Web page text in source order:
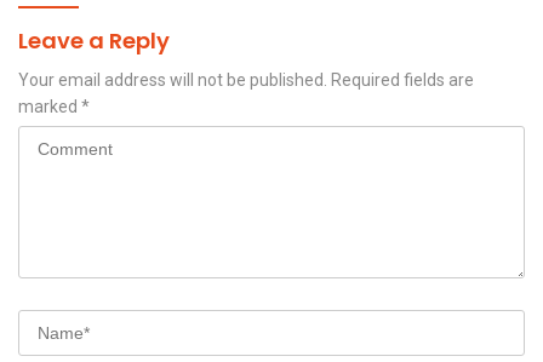
Leave a Reply
Your email address will not be published.
Required fields are
marked *